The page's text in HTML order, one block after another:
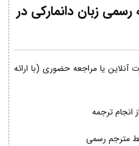
زبان دانمارکی در
یا مراجعه حضوری (با ارائه
انجام ترجمه
مترجم رسمی